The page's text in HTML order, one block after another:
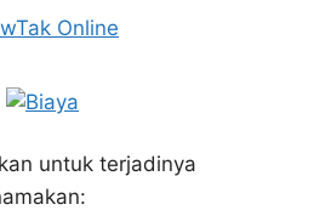
Online
untuk terjadinya